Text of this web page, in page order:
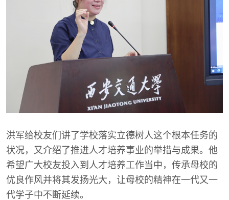
洪军给校友们讲了学校落实立德树人这个根本任务的
状况，又介绍了推进人才培养事业的举措与成果。他
希望广大校友投入到人才培养工作当中，传承母校的
优良作风并将其发扬光大，让母校的精神在一代又一
代学子中不断延续。